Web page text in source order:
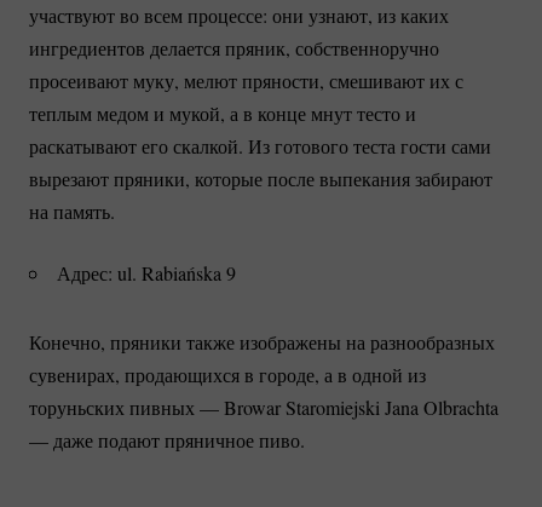
участвуют во всем процессе: они узнают, из каких
ингредиентов делается пряник, собственноручно
просеивают муку, мелют пряности, смешивают их с
теплым медом и мукой, а в конце мнут тесто и
раскатывают его скалкой. Из готового теста гости сами
вырезают пряники, которые после выпекания забирают
на память.
Адрес: ul. Rabiańska 9
Конечно, пряники также изображены на разнообразных
сувенирах, продающихся в городе, а в одной из
торуньских пивных — Browar Staromiejski Jana Olbrachta
— даже подают пряничное пиво.